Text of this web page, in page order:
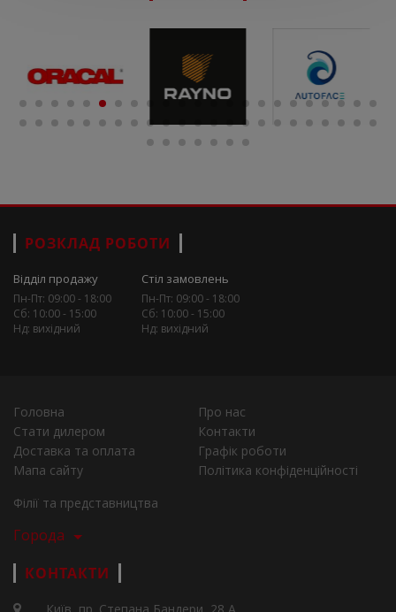
РОЗКЛАД РОБОТИ
Відділ продажу
Пн-Пт: 09:00 - 18:00
Сб: 10:00 - 15:00
Нд: вихідний
Стіл замовлень
Пн-Пт: 09:00 - 18:00
Сб: 10:00 - 15:00
Нд: вихідний
Головна
Про нас
Стати дилером
Контакти
Доставка та оплата
Графік роботи
Мапа сайту
Політика конфіденційності
Філії та представництва
Города
КОНТАКТИ